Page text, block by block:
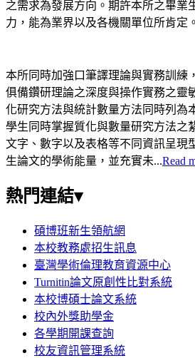
之需求為發展方向。期許本所之畢業
力，能為業界以及各機關單位所肯定。
本所同時加強口筆譯理論與實務訓練
俱備鑽研理論之深度與操作實務之靈
化研究方法與統計數量方法同時列為
學生同時掌握質化與數量研究方法之
文字、數字以及表格等不同資訊呈現
生論文的學術能量，並充實未...Read
熱門連結▾
碩博班新生領航網
本校教務處招生訊息
臺灣學術倫理教育資源中心
Turnitin論文原創性比對系統
本校博碩士論文系統
校內外獎助學金
各學期開課查詢
校友資訊管理系統